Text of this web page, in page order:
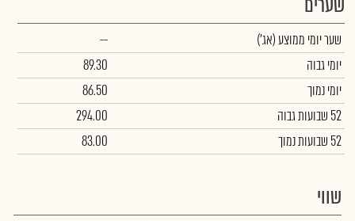
שער יומי ממוצע(אג')
--
יומי גבוה
89.30
יומי נמוך
86.50
52 שבועות גבוה
294.00
52 שבועות נמוך
83.00
שווי